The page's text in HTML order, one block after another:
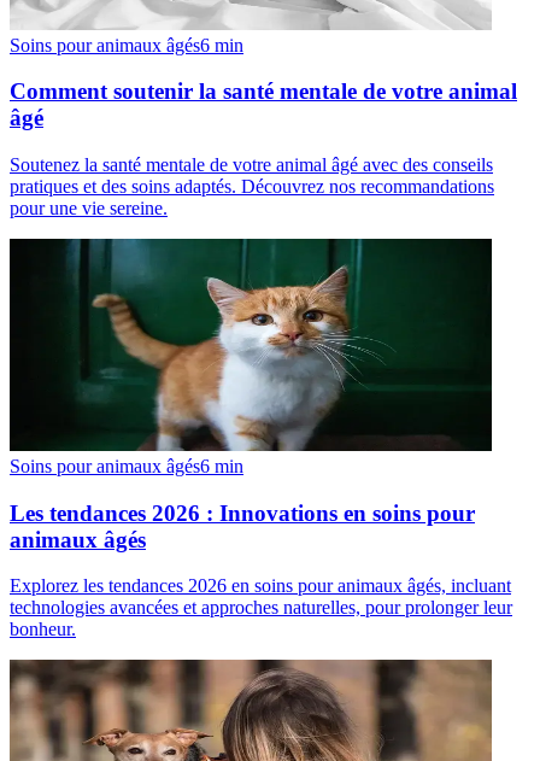
Soins pour animaux âgés6 min
Comment soutenir la santé mentale de votre animal
âgé
Soutenez la santé mentale de votre animal âgé avec des conseils
pratiques et des soins adaptés. Découvrez nos recommandations
pour une vie sereine.
Soins pour animaux âgés6 min
Les tendances 2026 : Innovations en soins pour
animaux âgés
Explorez les tendances 2026 en soins pour animaux âgés, incluant
technologies avancées et approches naturelles, pour prolonger leur
bonheur.